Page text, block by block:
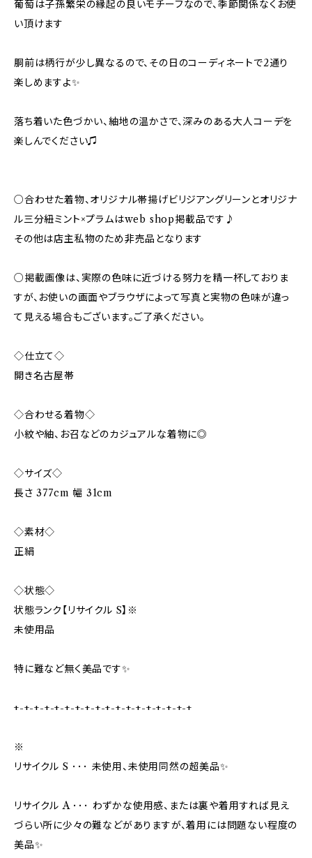
葡萄は子孫繁栄の縁起の良いモチーフなので、季節関係なくお使
い頂けます
胴前は柄行が少し異なるので、その日のコーディネートで2通り
楽しめますよ✨
落ち着いた色づかい、紬地の温かさで、深みのある大人コーデを
楽しんでください♫
○合わせた着物、オリジナル帯揚げビリジアングリーンとオリジナ
ル三分紐ミント×プラムはweb shop掲載品です♪
その他は店主私物のため非売品となります
○掲載画像は、実際の色味に近づける努力を精一杯しておりま
すが、お使いの画面やブラウザによって写真と実物の色味が違っ
て見える場合もございます。ご了承ください。
◇仕立て◇
開き名古屋帯
◇合わせる着物◇
小紋や紬、お召などのカジュアルな着物に◎
◇サイズ◇
長さ 377cm 幅 31cm
◇素材◇
正絹
◇状態◇
状態ランク【リサイクル S】※
未使用品
特に難など無く美品です✨️
+-+-+-+-+-+-+-+-+-+-+-+-+-+-+-+-+-+
※
リサイクル S ･･･ 未使用、未使用同然の超美品✨
リサイクル A ･･･ わずかな使用感、または裏や着用すれば見え
づらい所に少々の難などがありますが、着用には問題ない程度の
美品✨